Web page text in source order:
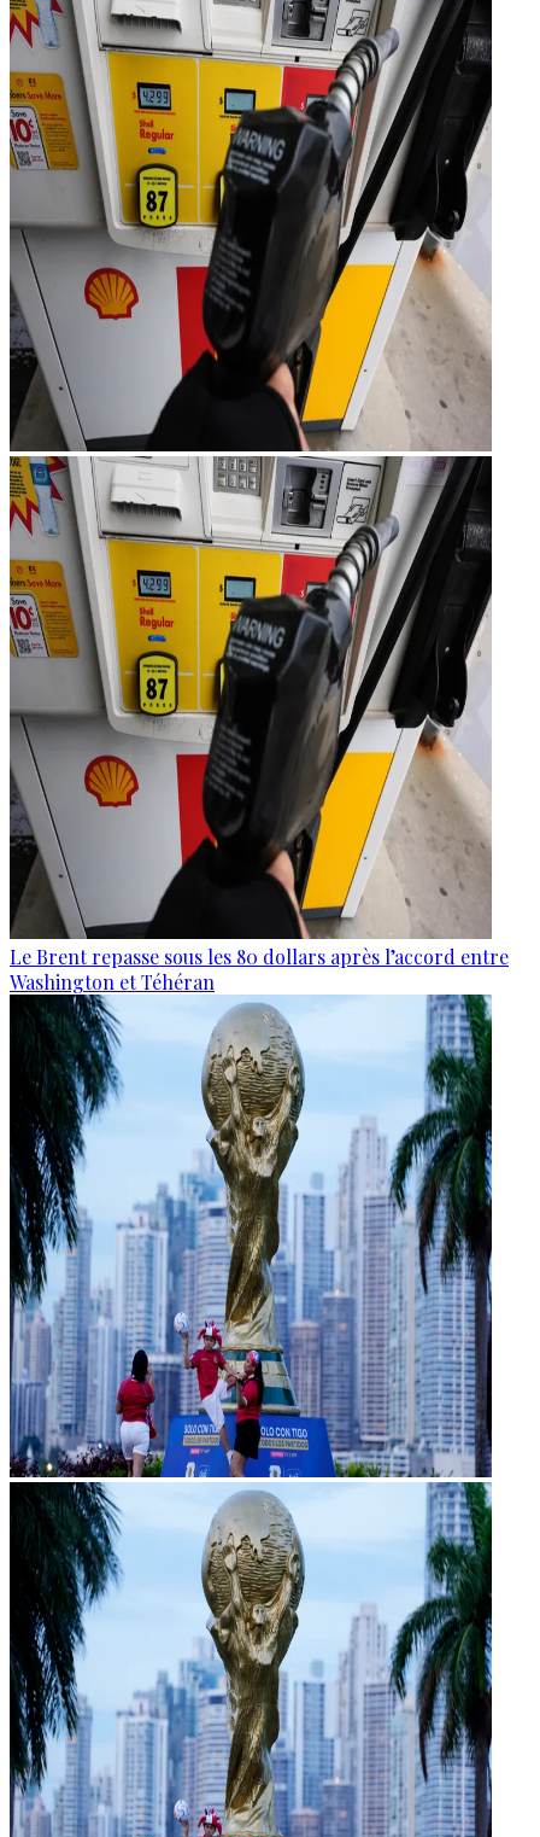
Le Brent repasse sous les 80 dollars après l’accord entre
Washington et Téhéran